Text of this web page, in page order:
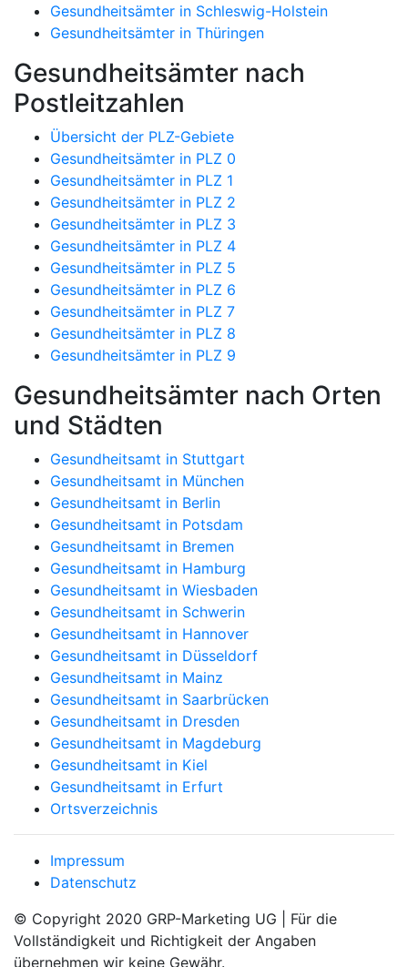
Gesundheitsämter in Schleswig-Holstein
Gesundheitsämter in Thüringen
Gesundheitsämter nach
Postleitzahlen
Übersicht der PLZ-Gebiete
Gesundheitsämter in PLZ 0
Gesundheitsämter in PLZ 1
Gesundheitsämter in PLZ 2
Gesundheitsämter in PLZ 3
Gesundheitsämter in PLZ 4
Gesundheitsämter in PLZ 5
Gesundheitsämter in PLZ 6
Gesundheitsämter in PLZ 7
Gesundheitsämter in PLZ 8
Gesundheitsämter in PLZ 9
Gesundheitsämter nach Orten
und Städten
Gesundheitsamt in Stuttgart
Gesundheitsamt in München
Gesundheitsamt in Berlin
Gesundheitsamt in Potsdam
Gesundheitsamt in Bremen
Gesundheitsamt in Hamburg
Gesundheitsamt in Wiesbaden
Gesundheitsamt in Schwerin
Gesundheitsamt in Hannover
Gesundheitsamt in Düsseldorf
Gesundheitsamt in Mainz
Gesundheitsamt in Saarbrücken
Gesundheitsamt in Dresden
Gesundheitsamt in Magdeburg
Gesundheitsamt in Kiel
Gesundheitsamt in Erfurt
Ortsverzeichnis
Impressum
Datenschutz
© Copyright 2020 GRP-Marketing UG | Für die
Vollständigkeit und Richtigkeit der Angaben
übernehmen wir keine Gewähr.